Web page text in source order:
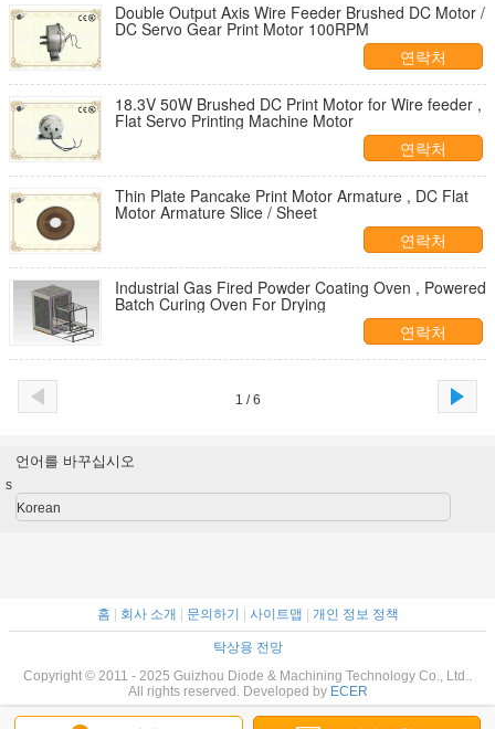
Double Output Axis Wire Feeder Brushed DC Motor /
DC Servo Gear Print Motor 100RPM
연락처
18.3V 50W Brushed DC Print Motor for Wire feeder ,
Flat Servo Printing Machine Motor
연락처
Thin Plate Pancake Print Motor Armature , DC Flat
Motor Armature Slice / Sheet
연락처
Industrial Gas Fired Powder Coating Oven , Powered
Batch Curing Oven For Drying
연락처
1 / 6
언어를 바꾸십시오
s
Korean
홈 회사 소개 문의하기 사이트맵 개인 정보 정책
탁상용 전망
Copyright © 2011 - 2025 Guizhou Diode & Machining Technology Co., Ltd..
All rights reserved. Developed by ECER